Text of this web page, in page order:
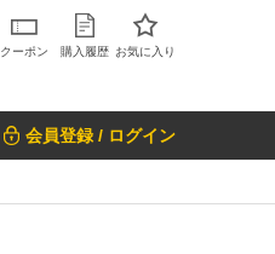
クーポン 購入履歴 お気に入り
会員登録 / ログイン